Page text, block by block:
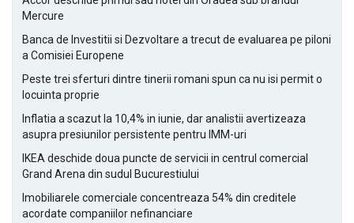
Mercure
Banca de Investitii si Dezvoltare a trecut de evaluarea pe piloni
a Comisiei Europene
Peste trei sferturi dintre tinerii romani spun ca nu isi permit o
locuinta proprie
Inflatia a scazut la 10,4% in iunie, dar analistii avertizeaza
asupra presiunilor persistente pentru IMM-uri
IKEA deschide doua puncte de servicii in centrul comercial
Grand Arena din sudul Bucurestiului
Imobiliarele comerciale concentreaza 54% din creditele
acordate companiilor nefinanciare